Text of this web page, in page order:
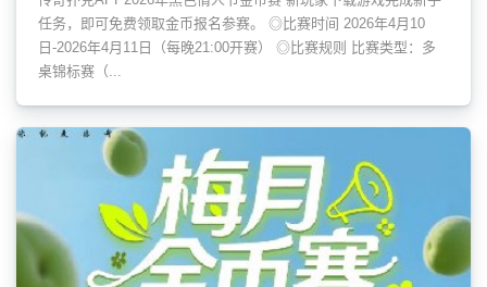
任务，即可免费领取金币报名参赛。 ◎比赛时间 2026年4月10
日-2026年4月11日（每晚21:00开赛） ◎比赛规则 比赛类型：多
桌锦标赛（...